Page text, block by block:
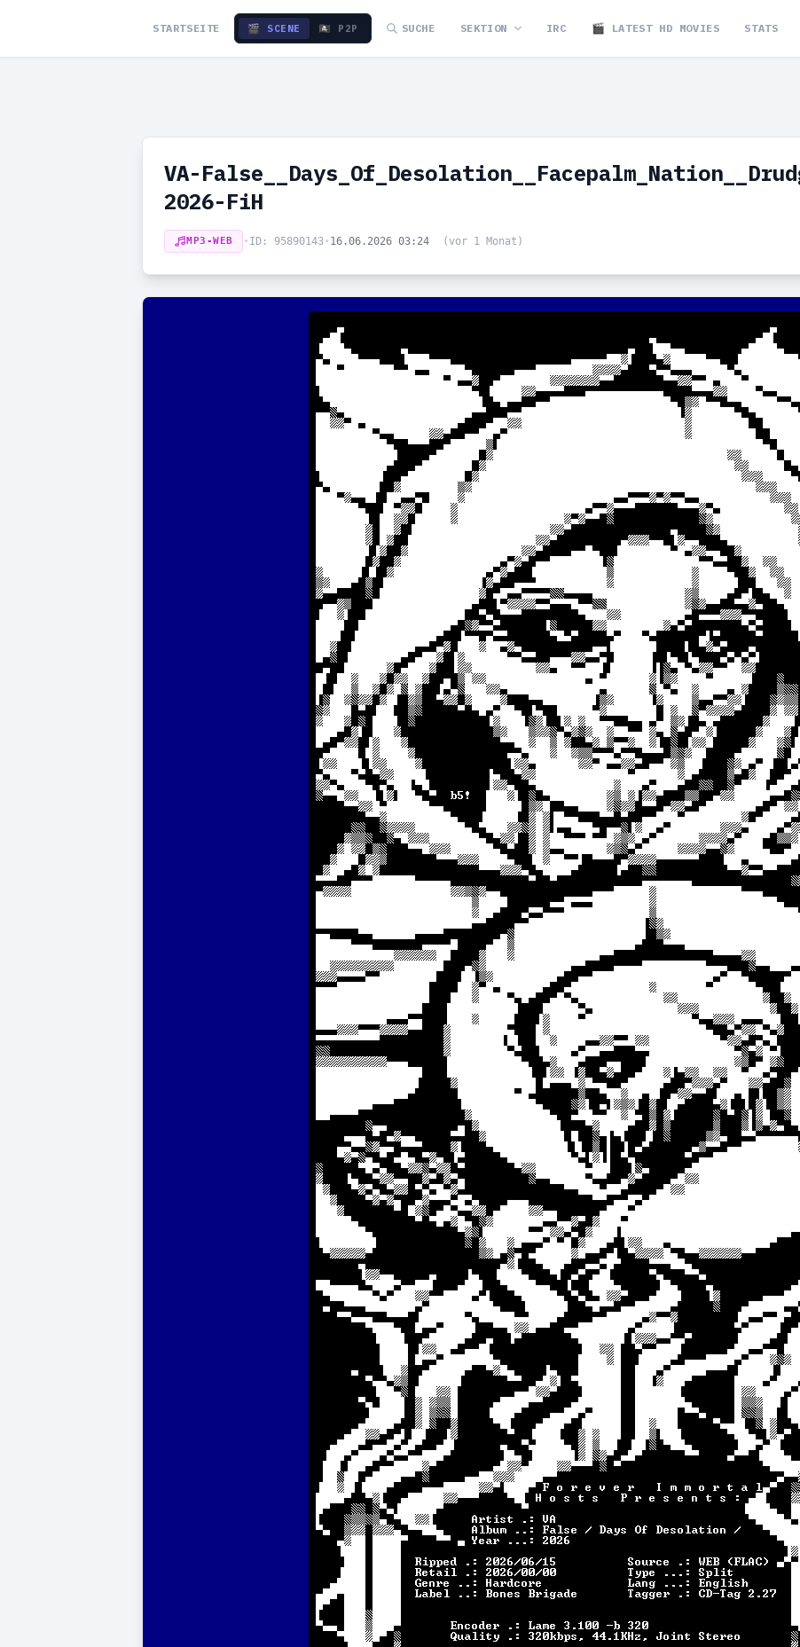
STARTSEITE 🎬 SCENE 🏴‍☠️ P2P SUCHE SEKTION IRC 🎬 LATEST HD MOVIES STATS
VA-
2026-FiH
MP3-WEB • ID: 95890143• 16.06.2026 03:24 (vor 1 Monat)